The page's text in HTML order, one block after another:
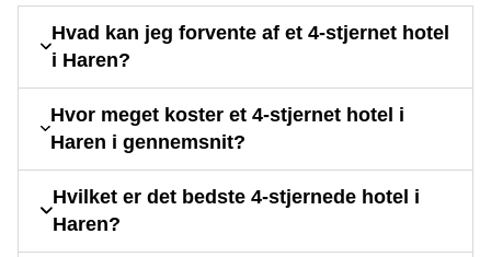
Hvad kan jeg forvente af et 4-stjernet hotel
i Haren?
Hvor meget koster et 4-stjernet hotel i
Haren i gennemsnit?
Hvilket er det bedste 4-stjernede hotel i
Haren?